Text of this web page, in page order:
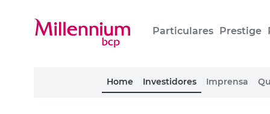
Particulares Prestige
Home Investidores Imprensa